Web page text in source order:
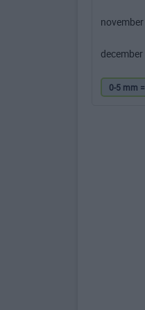
november
december
0-5 mm =